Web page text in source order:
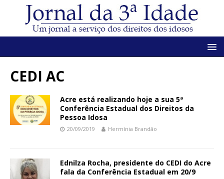
CEDI AC
Acre está realizando hoje a sua 5ª
Conferência Estadual dos Direitos da
Pessoa Idosa
20/09/2019 Hermínia Brandão
Ednilza Rocha, presidente do CEDI do Acre
fala da Conferência Estadual em 20/9